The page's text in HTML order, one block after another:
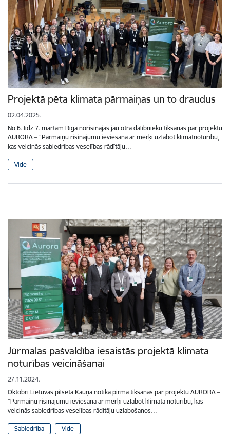
Projektā pēta klimata pārmaiņas un to draudus
02.04.2025.
No 6. līdz 7. martam Rīgā norisinājās jau otrā dalībnieku tikšanās par projektu
AURORA – "Pārmaiņu risinājumu ieviešana ar mērķi uzlabot klimatnoturību,
kas veicinās sabiedrības veselības rādītāju…
Vide
Jūrmalas pašvaldība iesaistās projektā klimata
noturības veicināšanai
27.11.2024.
Oktobrī Lietuvas pilsētā Kauņā notika pirmā tikšanās par projektu AURORA –
“Pārmaiņu risinājumu ieviešana ar mērķi uzlabot klimata noturību, kas
veicinās sabiedrības veselības rādītāju uzlabošanos…
Sabiedrība Vide